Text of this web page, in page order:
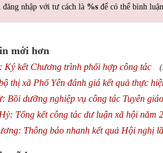
đăng nhập với tư cách là %s để có thể bình luận
mới hơn
kết Chương trình phối hợp công tác
thị xã Phổ Yên đánh giá kết quả thực
Bồi dưỡng nghiệp vụ công tác Tuyên
Tổng kết công tác dư luận xã hội năm
Thông báo nhanh kết quả Hội nghị